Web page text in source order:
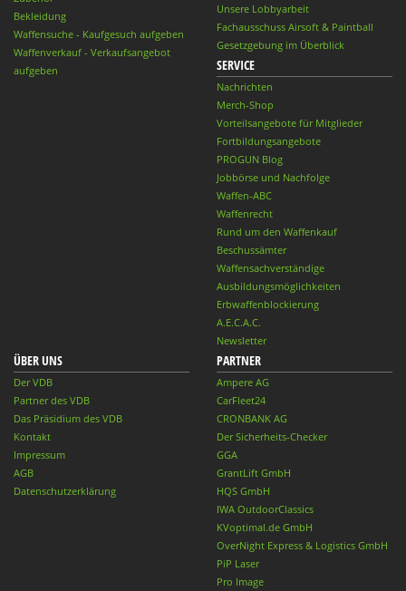
Bekleidung
Waffensuche - Kaufgesuch aufgeben
Waffenverkauf - Verkaufsangebot
aufgeben
Unsere Lobbyarbeit
Fachausschuss Airsoft & Paintball
Gesetzgebung im Überblick
SERVICE
Nachrichten
Merch-Shop
Vorteilsangebote für Mitglieder
Fortbildungsangebote
PROGUN Blog
Jobbörse und Nachfolge
Waffen-ABC
Waffenrecht
Rund um den Waffenkauf
Beschussämter
Waffensachverständige
Ausbildungsmöglichkeiten
Erbwaffenblockierung
A.E.C.A.C.
Newsletter
ÜBER UNS
Der VDB
Partner des VDB
Das Präsidium des VDB
Kontakt
Impressum
AGB
Datenschutzerklärung
PARTNER
Ampere AG
CarFleet24
CRONBANK AG
Der Sicherheits-Checker
GGA
GrantLift GmbH
HQS GmbH
IWA OutdoorClassics
KVoptimal.de GmbH
OverNight Express & Logistics GmbH
PiP Laser
Pro Image